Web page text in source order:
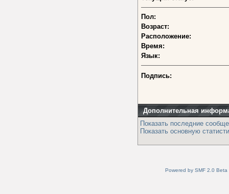
Пол:
Возраст:
Расположение:
Время:
Язык:
Подпись:
Дополнительная
Показать последние
Показать основную
Powered by SMF 2.0 Beta